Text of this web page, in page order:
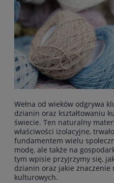
Wełna od wieków odgrywa
dzianin oraz kształtowaniu
świecie. Ten naturalny
właściwości izolacyjne,
fundamentem wielu
modę, ale także na
tym wpisie przyjrzymy się,
dzianin oraz jakie
kulturowych.